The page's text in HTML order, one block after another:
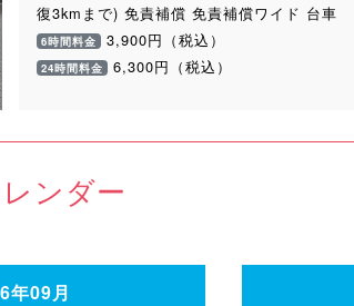
復3kmまで) 免責補償 免責補償ワイド 台車
6時間料金 3,900円（税込）
24時間料金 6,300円（税込）
ンダー
年09月